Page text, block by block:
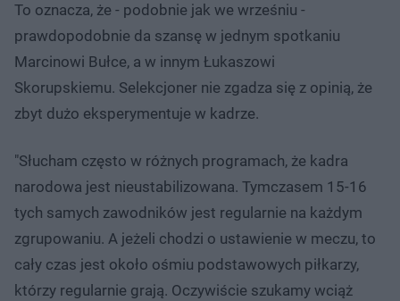
To oznacza, że - podobnie jak we wrześniu -
prawdopodobnie da szansę w jednym spotkaniu
Marcinowi Bułce, a w innym Łukaszowi
Skorupskiemu. Selekcjoner nie zgadza się z opinią, że
zbyt dużo eksperymentuje w kadrze.
"Słucham często w różnych programach, że kadra
narodowa jest nieustabilizowana. Tymczasem 15-16
tych samych zawodników jest regularnie na każdym
zgrupowaniu. A jeżeli chodzi o ustawienie w meczu, to
cały czas jest około ośmiu podstawowych piłkarzy,
którzy regularnie grają. Oczywiście szukamy wciąż